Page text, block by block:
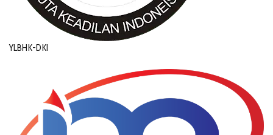
YLBHK-DKI